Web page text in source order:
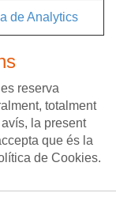
de Analytics
reserva
totalment
la present
que és la
de Cookies.